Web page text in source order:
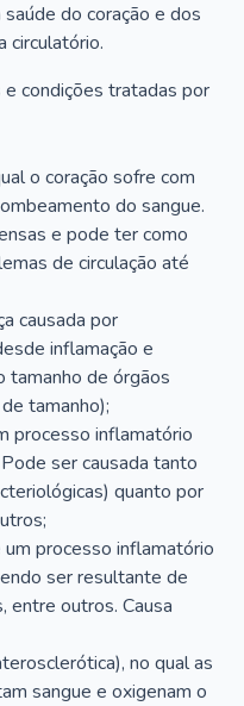
do coração e dos
circulatório.
condições tratadas por
o coração sofre com
do sangue.
e pode ter como
de circulação até
causada por
inflamação e
tamanho de órgãos
tamanho);
processo inflamatório
ser causada tanto
quanto por
processo inflamatório
ser resultante de
entre outros. Causa
no qual as
sangue e oxigenam o